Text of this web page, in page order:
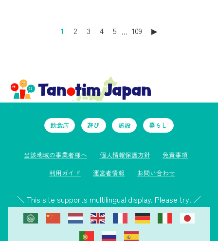
1 2 3 4 5 ... 109 ▶︎
飲食店 遊び 施設 暮らし
当該地域の事業者様へ 個人情報保護方針
免責事項
利用ガイド
運営者情報 お問い合わせ
＼ This site supports multilingual display. Please try! ／